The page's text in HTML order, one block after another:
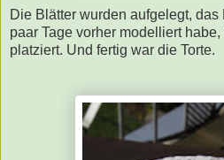
Die Blätter wurden aufgelegt,
paar Tage vorher modelliert
platziert. Und fertig war die Torte.